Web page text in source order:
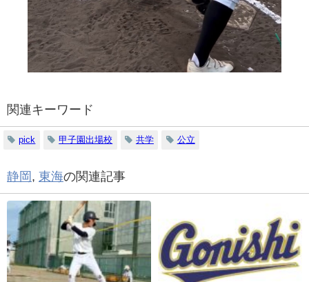
関連キーワード
pick 甲子園出場校 共学 公立
静岡 東海の関連記事